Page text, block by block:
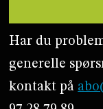
Har du
generelle
kontakt på